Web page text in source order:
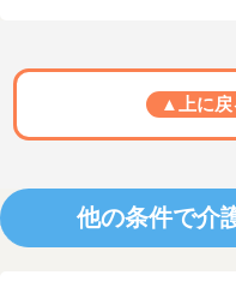
▲上に戻
他の条件で介